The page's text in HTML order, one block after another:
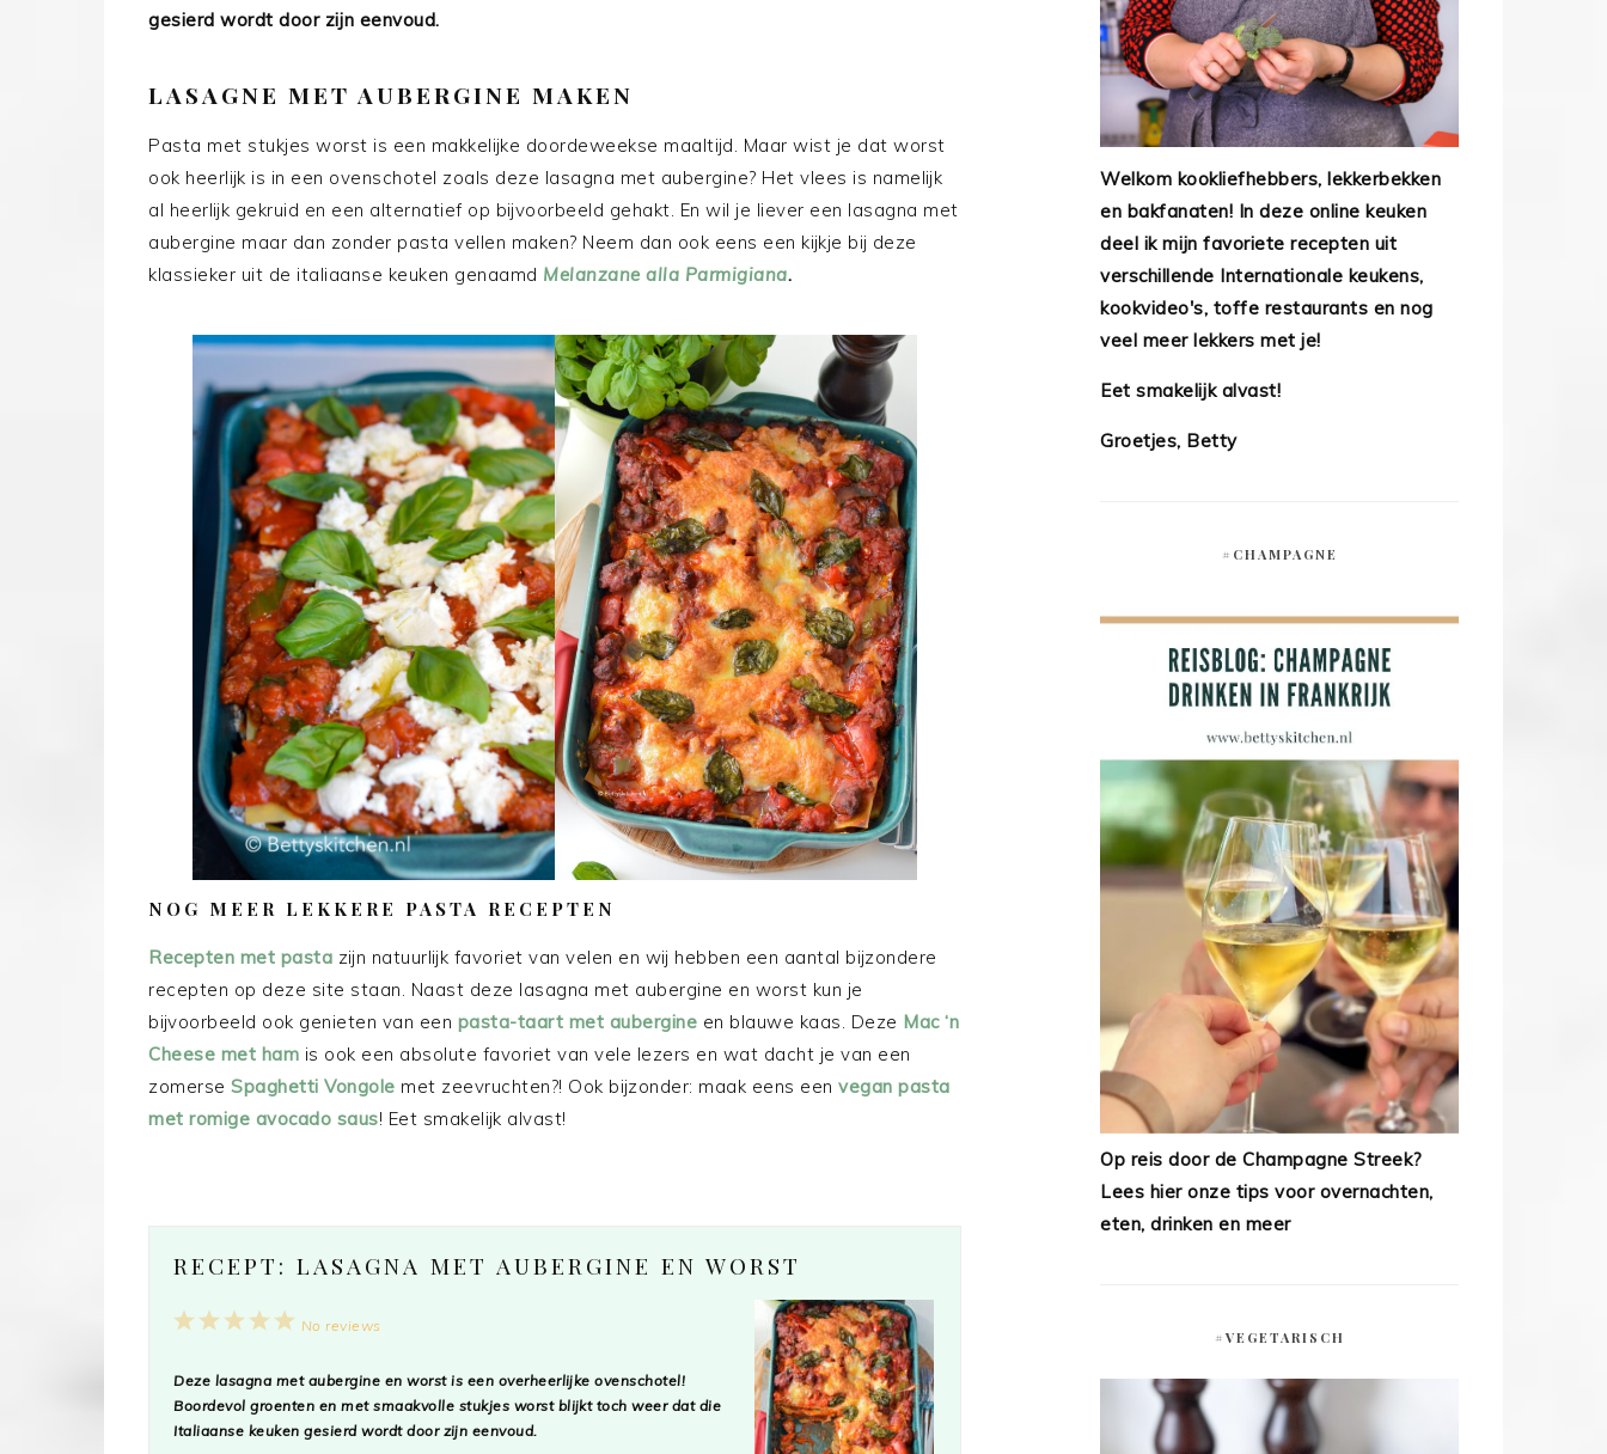
gesierd wordt door zijn eenvoud.
LASAGNE MET AUBERGINE MAKEN
Pasta met stukjes worst is een makkelijke doordeweekse maaltijd. Maar wist je dat worst
ook heerlijk is in een ovenschotel zoals deze lasagna met aubergine? Het vlees is namelijk
al heerlijk gekruid en een alternatief op bijvoorbeeld gehakt. En wil je liever een lasagna met
aubergine maar dan zonder pasta vellen maken? Neem dan ook eens een kijkje bij deze
klassieker uit de italiaanse keuken genaamd Melanzane alla Parmigiana.
NOG MEER LEKKERE PASTA RECEPTEN
Recepten met pasta zijn natuurlijk favoriet van velen en wij hebben een aantal bijzondere
recepten op deze site staan. Naast deze lasagna met aubergine en worst kun je
bijvoorbeeld ook genieten van een pasta-taart met aubergine en blauwe kaas. Deze Mac ‘n
Cheese met ham is ook een absolute favoriet van vele lezers en wat dacht je van een
zomerse Spaghetti Vongole met zeevruchten?! Ook bijzonder: maak eens een vegan pasta
met romige avocado saus! Eet smakelijk alvast!
RECEPT: LASAGNA MET AUBERGINE EN WORST
5
4
3
2
1
No reviews
Deze lasagna met aubergine en worst is een overheerlijke ovenschotel!
Boordevol groenten en met smaakvolle stukjes worst blijkt toch weer dat die
Italiaanse keuken gesierd wordt door zijn eenvoud.
Welkom kookliefhebbers, lekkerbekken
en bakfanaten! In deze online keuken
deel ik mijn favoriete recepten uit
verschillende Internationale keukens,
kookvideo's, toffe restaurants en nog
veel meer lekkers met je!
Eet smakelijk alvast!
Groetjes, Betty
#CHAMPAGNE
Op reis door de Champagne Streek?
Lees hier onze tips voor overnachten,
eten, drinken en meer
#VEGETARISCH